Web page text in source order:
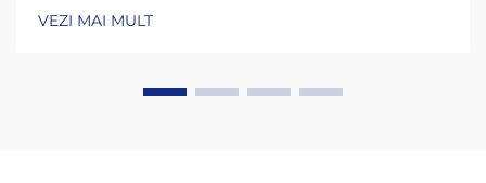
precum HDPE (polietilenă cu înaltă densitate) și
VEZI MAI MULT